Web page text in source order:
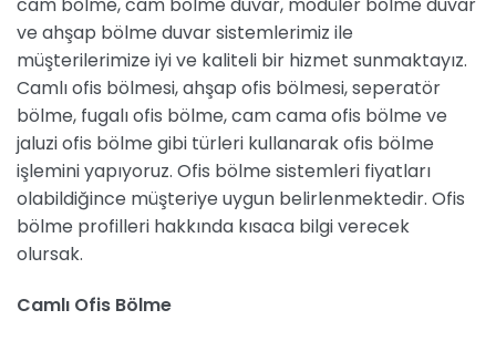
cam bölme, cam bölme duvar, modüler bölme duvar
ve ahşap bölme duvar sistemlerimiz ile
müşterilerimize iyi ve kaliteli bir hizmet sunmaktayız.
Camlı ofis bölmesi, ahşap ofis bölmesi, seperatör
bölme, fugalı ofis bölme, cam cama ofis bölme ve
jaluzi ofis bölme gibi türleri kullanarak ofis bölme
işlemini yapıyoruz. Ofis bölme sistemleri fiyatları
olabildiğince müşteriye uygun belirlenmektedir. Ofis
bölme profilleri hakkında kısaca bilgi verecek
olursak.
Camlı Ofis Bölme